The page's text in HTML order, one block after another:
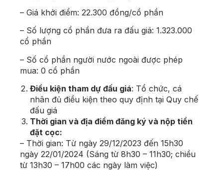
– Giá khởi điểm: 22.300 đồng/cổ phần
– Số lượng cổ phần đưa ra đấu giá: 1.323.000
cổ phần
– Số cổ phần người nước ngoài được phép
mua: 0 cổ phần
Điều kiện tham dự đấu giá: Tổ chức, cá
nhân đủ điều kiện theo quy định tại Quy chế
đấu giá
Thời gian và địa điểm đăng ký và nộp tiền
đặt cọc:
– Thời gian: Từ ngày 29/12/2023 đến 15h30
ngày 22/01/2024 (Sáng từ 8h30 – 11h30; chiều
từ 13h30 – 17h00 các ngày làm việc)